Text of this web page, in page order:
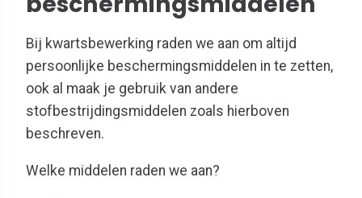
Bij kwartsbewerking raden we aan om altijd
persoonlijke beschermingsmiddelen in te zetten,
ook al maak je gebruik van andere
stofbestrijdingsmiddelen zoals hierboven
beschreven.
Welke middelen raden we aan?